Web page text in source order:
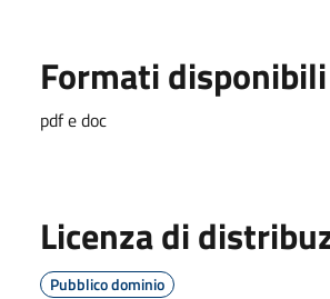
Formati disponibili
pdf e doc
Licenza di
Pubblico dominio